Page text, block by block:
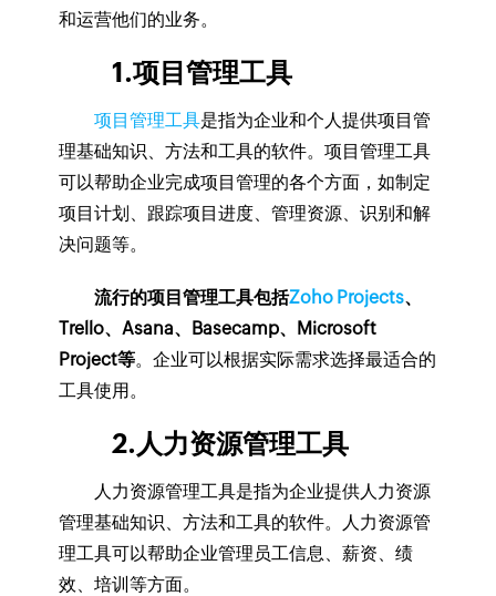
和运营他们的业务。
1.项目管理工具
项目管理工具是指为企业和个人提供项目管
理基础知识、方法和工具的软件。项目管理工具
可以帮助企业完成项目管理的各个方面，如制定
项目计划、跟踪项目进度、管理资源、识别和解
决问题等。
流行的项目管理工具包括Zoho Projects、
Trello、Asana、Basecamp、Microsoft
Project等。企业可以根据实际需求选择最适合的
工具使用。
2.人力资源管理工具
人力资源管理工具是指为企业提供人力资源
管理基础知识、方法和工具的软件。人力资源管
理工具可以帮助企业管理员工信息、薪资、绩
效、培训等方面。